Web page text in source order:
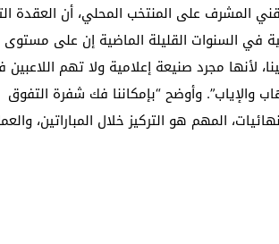
المشرف على المنتخب المحلي، أن العقدة
في السنوات القليلة الماضية إن على مستوى
لأنها مجرد صنيعة إعلامية ولا تهم
والإياب”. وأوضح “بإمكاننا فك شفرة التفوق
المهم هو التركيز خلال المباراتين،